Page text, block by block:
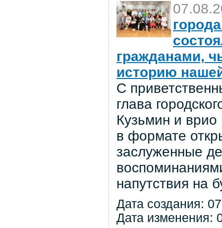
гражданами,
историю
С
глава
Кузьмин и
в формате
заслуженные
напутствия на
Дата создания:
Дата изменения: